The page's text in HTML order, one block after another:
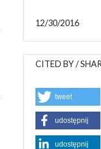
12/30/2016
CITED BY /
tweet
udostępnij
udostępnij